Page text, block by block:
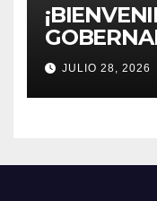
ALFREDO
BEDOLLA!
JULIO 28, 2026